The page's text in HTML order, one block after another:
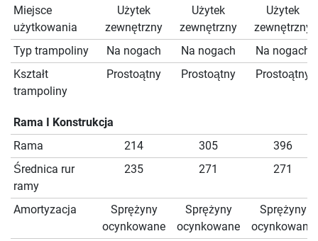
Miejsce
użytkowania
Użytek
zewnętrzny
Użytek
zewnętrzny
Użytek
zewnętrzny
Typ trampoliny
Na nogach Na nogach
Na nogach
Kształt
trampoliny
Prostoątny Prostoątny Prostoątny
Rama I Konstrukcja
Rama
214 305
396
Średnica rur
ramy
235 271 271
Amortyzacja
Sprężyny
ocynkowane
Sprężyny
ocynkowane
Sprężyny
ocynkowane